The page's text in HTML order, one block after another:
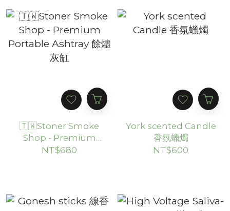
🇹🇼Stoner Smoke
Shop - Premium
Portable Ashtray 餘
NT$680
York scented Candle
香氛蠟燭
NT$600